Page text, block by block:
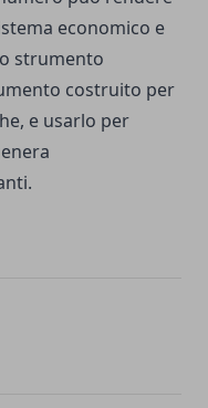
economico e
strumento
costruito per
e usarlo per